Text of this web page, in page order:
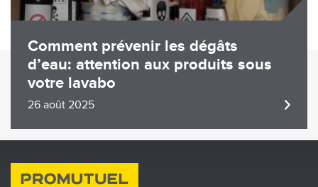
Comment prévenir les dégâts
d’eau: attention aux produits sous
votre lavabo
26 août 2025